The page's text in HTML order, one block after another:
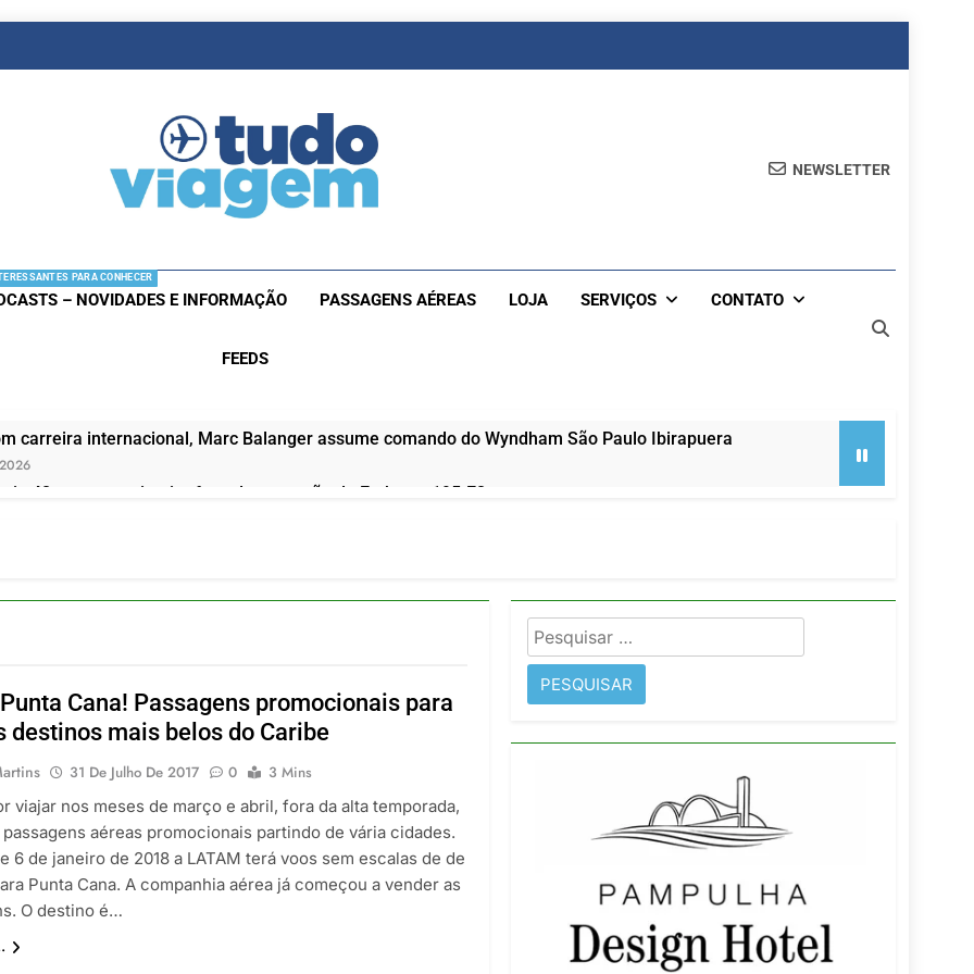
NEWSLETTER
PARA CONHECER
– NOVIDADES E INFORMAÇÃO PASSAGENS AÉREAS LOJA SERVIÇOS CONTATO
FEEDS
carreira internacional, Marc Balanger assume comando do Wyndham São Paulo Ibirapuera
42 rotas na primeira fase de operação do Embraer 195-E2
Catarinense: Região do Salto Caveiras atrai novos investimentos e fortalece infraestrutura
Atomium: História, Ciência e a Melhor Vista de Bruxelas
2026
Cana! Passagens promocionais para
destinos mais belos do Caribe
31 De Julho De 2017 0
3 Mins
viajar nos meses de março e abril, fora da alta temporada,
aéreas promocionais partindo de vária cidades.
6 de janeiro de 2018 a LATAM terá voos sem escalas de de
Punta Cana. A companhia aérea já começou a vender as
O destino é…
Pesquisar
por: